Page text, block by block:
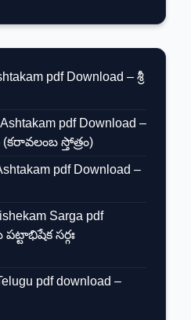
pdf Download – శ్రీ
pdf Download –
(కరావలంబ స్తోత్రం)
pdf Download –
Sarga pdf
సర్గః
pdf download –